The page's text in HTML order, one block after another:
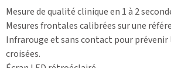
Mesure de qualité clinique en 1 à 2
Mesures frontales calibrées sur une
Infrarouge et sans contact pour
croisées.